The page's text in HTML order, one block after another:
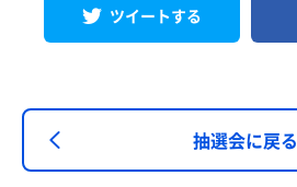
ツイートする
抽選会に戻る